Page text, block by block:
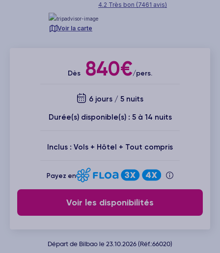
4.2 Très bon (7461 avis)
Voir la carte
Dès 840€/pers.
6 jours / 5 nuits
Durée(s) disponible(s) : 5 à 14 nuits
Inclus : Vols + Hôtel + Tout compris
Payez en
Voir les disponibilités
Départ de Bilbao le 23.10.2026 (Réf.:66020)